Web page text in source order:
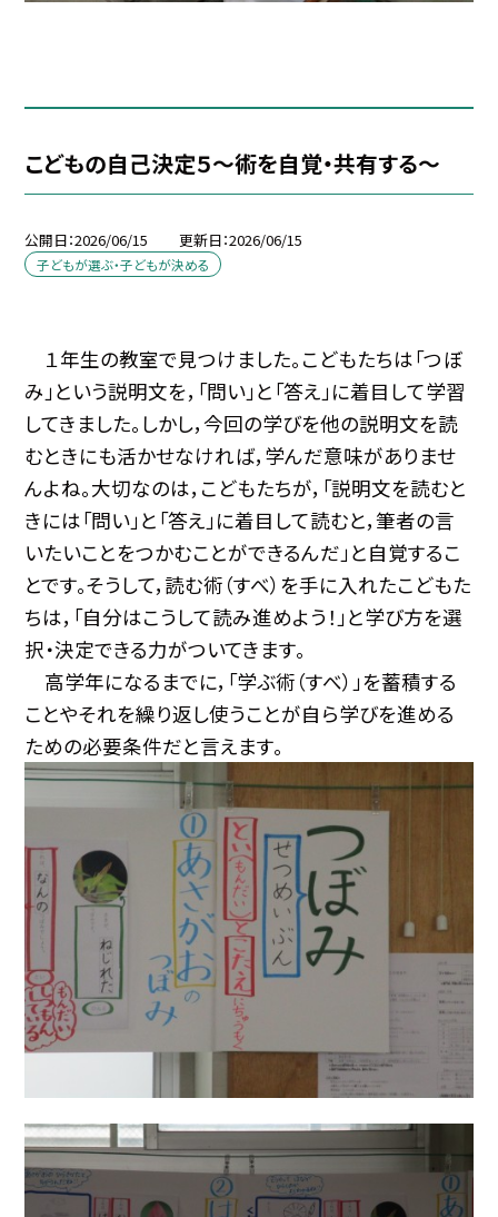
こどもの自己決定５～術を自覚・共有する～
公開日 2026/06/15 更新日 2026/06/15
子どもが選ぶ・子どもが決める
１年生の教室で見つけました。こどもたちは「つぼ
み」という説明文を，「問い」と「答え」に着目して学習
してきました。しかし，今回の学びを他の説明文を読
むときにも活かせなければ，学んだ意味がありませ
んよね。大切なのは，こどもたちが，「説明文を読むと
きには「問い」と「答え」に着目して読むと，筆者の言
いたいことをつかむことができるんだ」と自覚するこ
とです。そうして，読む術（すべ）を手に入れたこどもた
ちは，「自分はこうして読み進めよう！」と学び方を選
択・決定できる力がついてきます。
高学年になるまでに，「学ぶ術（すべ）」を蓄積する
ことやそれを繰り返し使うことが自ら学びを進める
ための必要条件だと言えます。